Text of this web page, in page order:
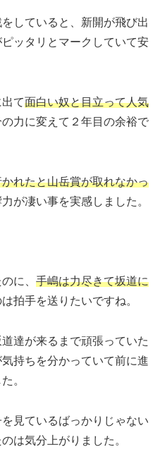
していると、新開が飛び出
ッタリとマークしていて安
て面白い奴と目立って人気
の力に変えて２年目の余裕で
れたと山岳賞が取れなかっ
力が凄い事を実感しました。
に、 手嶋は力尽きて坂道に
拍手を送りたいですね。
達が来るまで頑張っていた
持ちを分かっていて前に進
。
見ているばっかりじゃない
は気分上がりました。